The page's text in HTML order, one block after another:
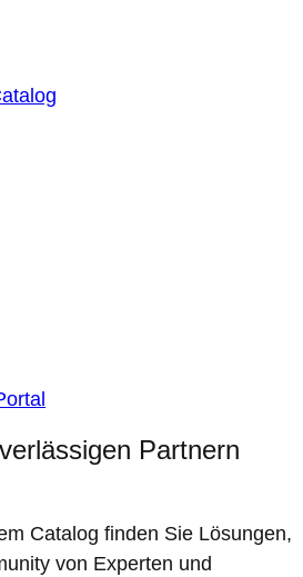
Partnern
Catalog finden Sie Lösungen,
von Experten und